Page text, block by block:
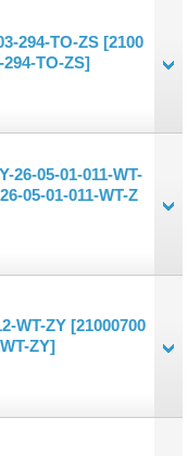
294-TO-ZS [2100
294-TO-ZS]
26-05-01-011-WT-
05-01-011-WT-Z
WT-ZY [21000700
ZY]